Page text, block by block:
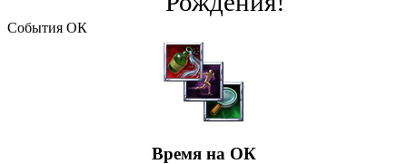
События ОК
Время на ОК